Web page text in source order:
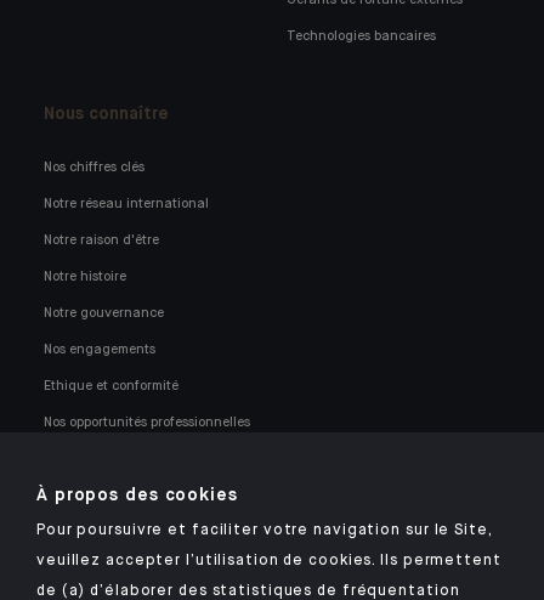
Technologies bancaires
Nous connaître
Nos chiffres clés
Notre réseau international
Notre raison d'être
Notre histoire
Notre gouvernance
Nos engagements
Ethique et conformité
Nos opportunités professionnelles
Retrouvez notre application mobile Indosuez
À propos des cookies
Pour poursuivre et faciliter votre navigation sur le Site,
veuillez accepter l’utilisation de cookies. Ils permettent
de (a) d’élaborer des statistiques de fréquentation